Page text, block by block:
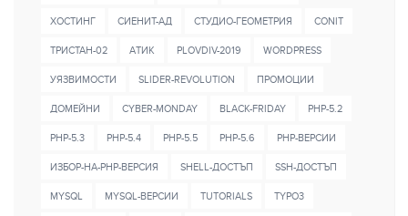
ХОСТИНГ СИЕНИТ-АД СТУДИО-ГЕОМЕТРИЯ CONIT
ТРИСТАН-02 AТИК PLOVDIV-2019 WORDPRESS
УЯЗВИМОСТИ SLIDER-REVOLUTION ПРОМОЦИИ
ДОМЕЙНИ CYBER-MONDAY BLACK-FRIDAY PHP-5.2
PHP-5.3 PHP-5.4 PHP-5.5 PHP-5.6 PHP-ВЕРСИИ
ИЗБОР-НА-PHP-ВЕРСИЯ SHELL-ДОСТЪП SSH-ДОСТЪП
MYSQL MYSQL-ВЕРСИИ TUTORIALS TYPO3